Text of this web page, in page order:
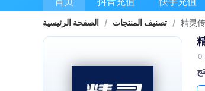
الصفحة الرئيسية / تصنيف المنتجات / 精灵